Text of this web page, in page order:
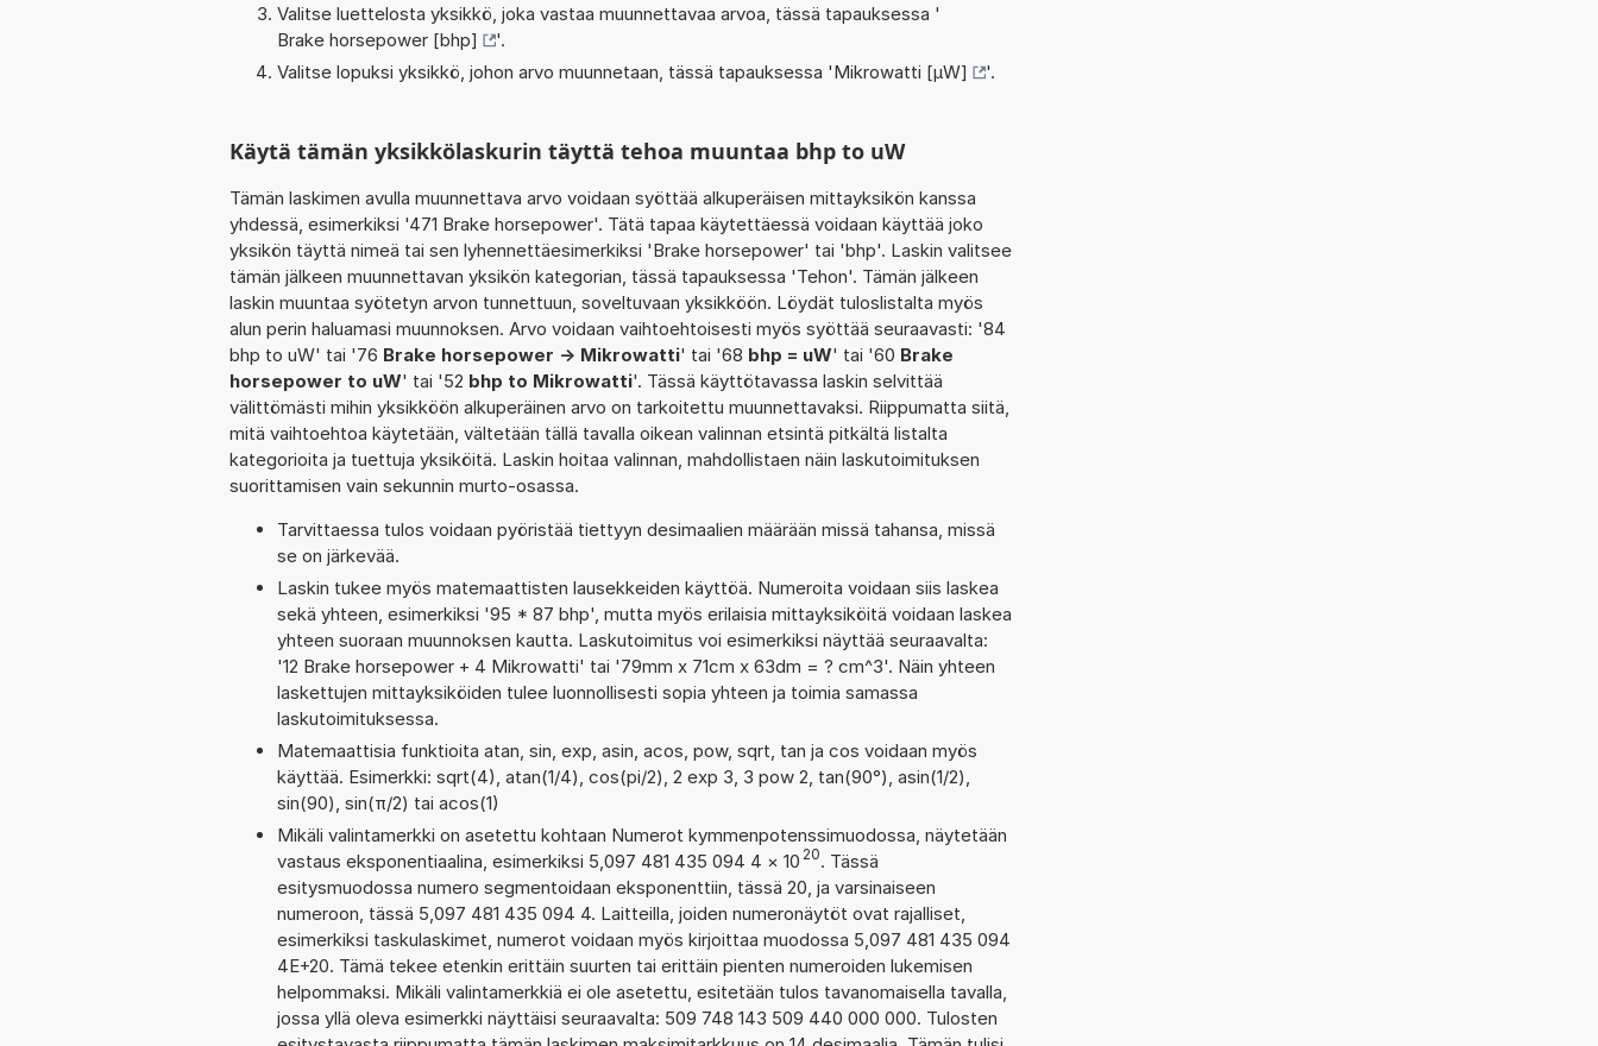
Valitse luettelosta yksikkö, joka vastaa muunnettavaa arvoa, tässä tapauksessa '
Brake horsepower [bhp]
'.
Valitse lopuksi yksikkö, johon arvo muunnetaan, tässä tapauksessa 'Mikrowatti [µW] '.
Käytä tämän yksikkölaskurin täyttä tehoa muuntaa bhp to uW
Tämän laskimen avulla muunnettava arvo voidaan syöttää alkuperäisen mittayksikön kanssa
yhdessä, esimerkiksi '471 Brake horsepower'. Tätä tapaa käytettäessä voidaan käyttää joko
yksikön täyttä nimeä tai sen lyhennettäesimerkiksi 'Brake horsepower' tai 'bhp'. Laskin valitsee
tämän jälkeen muunnettavan yksikön kategorian, tässä tapauksessa 'Tehon'. Tämän jälkeen
laskin muuntaa syötetyn arvon tunnettuun, soveltuvaan yksikköön. Löydät tuloslistalta myös
alun perin haluamasi muunnoksen. Arvo voidaan vaihtoehtoisesti myös syöttää seuraavasti: '84
bhp to uW' tai '76 Brake horsepower -> Mikrowatti' tai '68 bhp = uW' tai '60 Brake
horsepower to uW' tai '52 bhp to Mikrowatti'. Tässä käyttötavassa laskin selvittää
välittömästi mihin yksikköön alkuperäinen arvo on tarkoitettu muunnettavaksi. Riippumatta siitä,
mitä vaihtoehtoa käytetään, vältetään tällä tavalla oikean valinnan etsintä pitkältä listalta
kategorioita ja tuettuja yksiköitä. Laskin hoitaa valinnan, mahdollistaen näin laskutoimituksen
suorittamisen vain sekunnin murto-osassa.
Tarvittaessa tulos voidaan pyöristää tiettyyn desimaalien määrään missä tahansa, missä
se on järkevää.
Laskin tukee myös matemaattisten lausekkeiden käyttöä. Numeroita voidaan siis laskea
sekä yhteen, esimerkiksi '95 * 87 bhp', mutta myös erilaisia mittayksiköitä voidaan laskea
yhteen suoraan muunnoksen kautta. Laskutoimitus voi esimerkiksi näyttää seuraavalta:
'12 Brake horsepower + 4 Mikrowatti' tai '79mm x 71cm x 63dm = ? cm^3'. Näin yhteen
laskettujen mittayksiköiden tulee luonnollisesti sopia yhteen ja toimia samassa
laskutoimituksessa.
Matemaattisia funktioita atan, sin, exp, asin, acos, pow, sqrt, tan ja cos voidaan myös
käyttää. Esimerkki: sqrt(4), atan(1/4), cos(pi/2), 2 exp 3, 3 pow 2, tan(90°), asin(1/2),
sin(90), sin(π/2) tai acos(1)
Mikäli valintamerkki on asetettu kohtaan Numerot kymmenpotenssimuodossa, näytetään
vastaus eksponentiaalina, esimerkiksi 5,097 481 435 094 4 × 10 20. Tässä
esitysmuodossa numero segmentoidaan eksponenttiin, tässä 20, ja varsinaiseen
numeroon, tässä 5,097 481 435 094 4. Laitteilla, joiden numeronäytöt ovat rajalliset,
esimerkiksi taskulaskimet, numerot voidaan myös kirjoittaa muodossa 5,097 481 435 094
4E+20. Tämä tekee etenkin erittäin suurten tai erittäin pienten numeroiden lukemisen
helpommaksi. Mikäli valintamerkkiä ei ole asetettu, esitetään tulos tavanomaisella tavalla,
jossa yllä oleva esimerkki näyttäisi seuraavalta: 509 748 143 509 440 000 000. Tulosten